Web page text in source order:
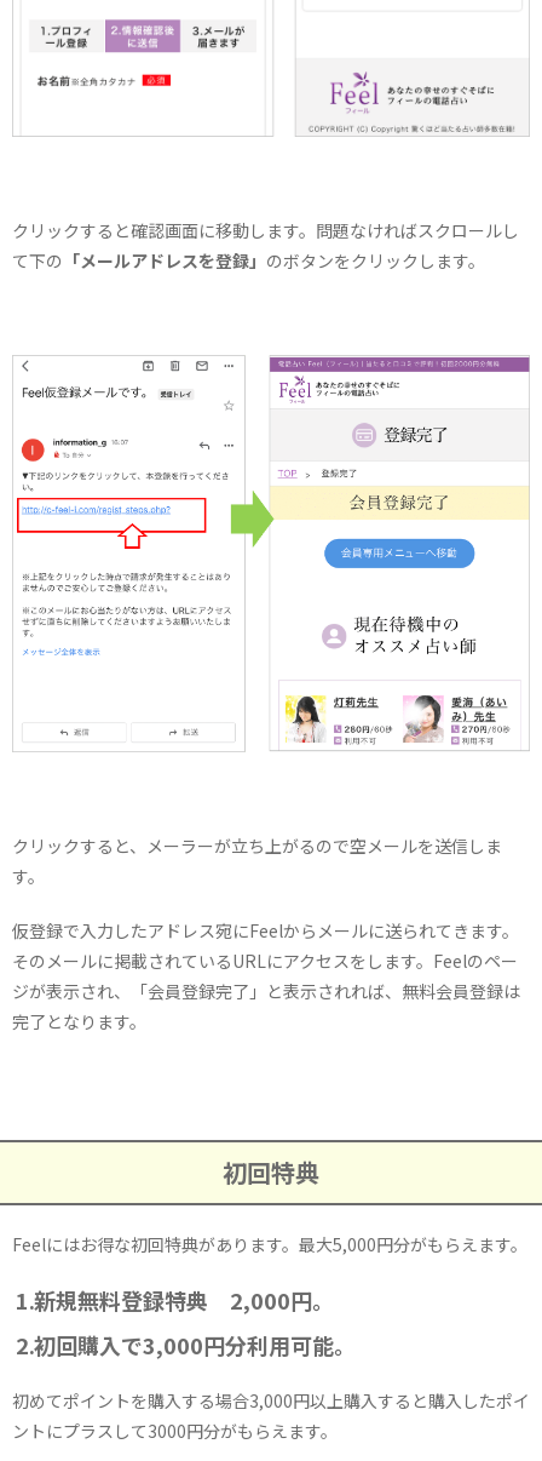
クリックすると確認画面に移動します。問題なければスクロールし
て下の 「メールアドレスを登録」 のボタンをクリックします。
クリックすると、メーラーが立ち上がるので空メールを送信しま
す。
仮登録で入力したアドレス宛にFeelからメールに送られてきます。
そのメールに掲載されているURLにアクセスをします。Feelのペー
ジが表示され、「会員登録完了」と表示されれば、無料会員登録は
完了となります。
初回特典
Feelにはお得な初回特典があります。最大5,000円分がもらえます。
新規無料登録特典 2,000円。
初回購入で3,000円分利用可能。
初めてポイントを購入する場合3,000円以上購入すると購入したポイ
ントにプラスして3000円分がもらえます。